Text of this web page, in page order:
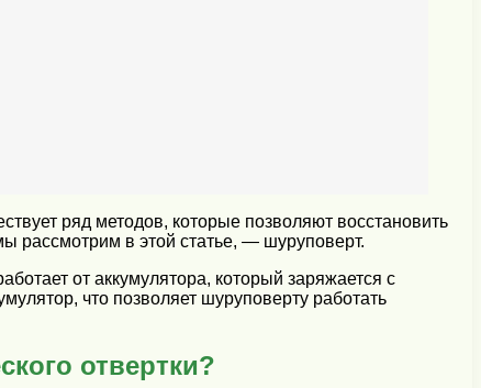
ряд методов, которые позволяют восстановить
рассмотрим в этой статье, — шуруповерт.
от аккумулятора, который заряжается с
что позволяет шуруповерту работать
отвертки?